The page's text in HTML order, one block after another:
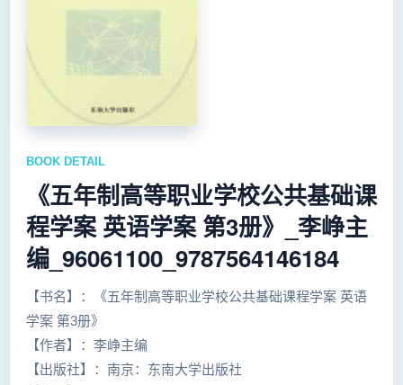
BOOK DETAIL
《五年制高等职业学校公共基础课
程学案 英语学案 第3册》_李峥主
编_96061100_9787564146184
【书名】：《五年制高等职业学校公共基础课程学案 英语
学案 第3册》
【作者】：李峥主编
【出版社】：南京：东南大学出版社